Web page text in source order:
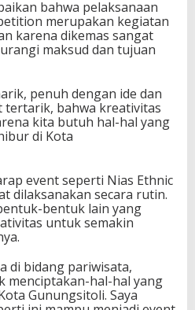
bahwa pelaksanaan
merupakan kegiatan
karena dikemas sangat
maksud dan tujuan
penuh dengan ide dan
tertarik, bahwa kreativitas
kita butuh hal-hal yang
di Kota
event seperti Nias Ethnic
dilaksanakan secara rutin.
bentuk lain yang
untuk semakin
di bidang pariwisata,
hal-hal yang
Gunungsitoli. Saya